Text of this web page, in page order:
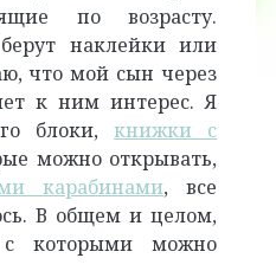
по возрасту.
наклейки или
что мой сын через
к ним интерес. Я
блоки,книжки с
можно открывать,
карабинами, все
В общем и целом,
которыми можно